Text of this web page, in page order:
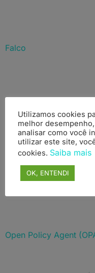
Falco
Open Policy Agent
Utilizamos cookies
melhor
analisar como você
utilizar este site,
cookies. Saiba mais
OK, ENTENDI